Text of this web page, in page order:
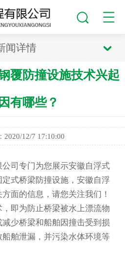
闻详情
覆防撞设施技术兴起
有哪些？
2020/12/7 17:10:00
司专门为您展示安徽自浮式
定式桥梁防撞设施，安徽自浮
面的信息，请您关注我们！
，即为防止桥梁被水上漂流物
少桥梁和船舶因撞击受到损
舶泄漏，并污染水体环境等